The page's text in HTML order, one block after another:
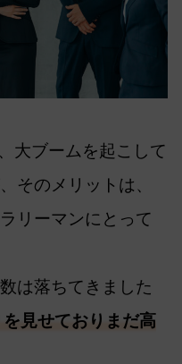
大ブームを起こして
そのメリットは、
リーマンにとって
は落ちてきました
見せておりまだ高